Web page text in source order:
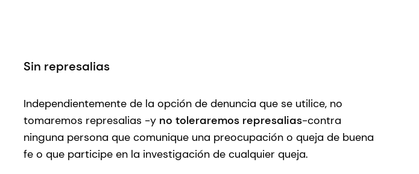
Sin represalias
Independientemente de la opción de denuncia que se utilice, no
tomaremos represalias -y no toleraremos represalias-contra
ninguna persona que comunique una preocupación o queja de buena
fe o que participe en la investigación de cualquier queja.